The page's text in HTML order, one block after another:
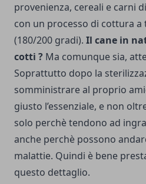
provenienza, cereali e carni
con un processo di cottura
(180/200 gradi). Il cane in
cotti ? Ma comunque sia,
Soprattutto dopo la
somministrare al proprio
giusto l’essenziale, e non
solo perchè tendono ad
anche perchè possono
malattie. Quindi è bene
questo dettaglio.